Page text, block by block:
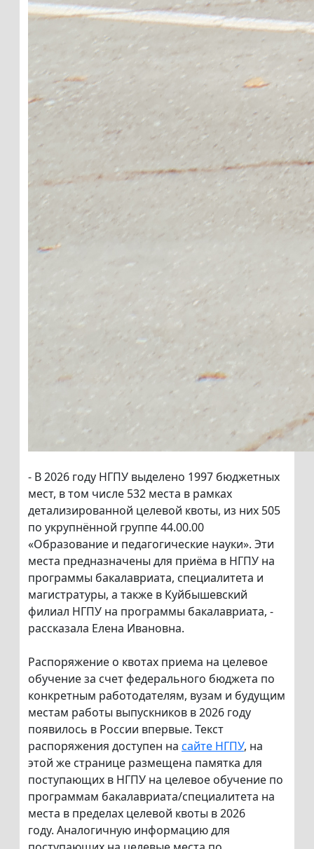
- В 2026 году НГПУ выделено 1997 бюджетных
мест, в том числе 532 места в рамках
детализированной целевой квоты, из них 505
по укрупнённой группе 44.00.00
«Образование и педагогические науки». Эти
места предназначены для приёма в НГПУ на
программы бакалавриата, специалитета и
магистратуры, а также в Куйбышевский
филиал НГПУ на программы бакалавриата, -
рассказала Елена Ивановна.
Распоряжение о квотах приема на целевое
обучение за счет федерального бюджета по
конкретным работодателям, вузам и будущим
местам работы выпускников в 2026 году
появилось в России впервые. Текст
распоряжения доступен на сайте НГПУ, на
этой же странице размещена памятка для
поступающих в НГПУ на целевое обучение по
программам бакалавриата/специалитета на
места в пределах целевой квоты в 2026
году. Аналогичную информацию для